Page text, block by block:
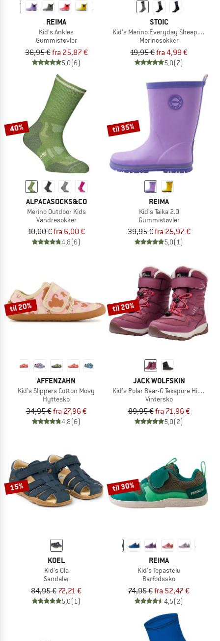
REIMA
Kid's Ankles
Gummistøvler
36,95 €fra 25,87 €
5,0(6)
STOIC
Kid's Merino Everyday Sheep Socks
Merinosokker
19,95 €fra 4,99 €
5,0(7)
40%
ALPACASOCKS&CO
Merino Outdoor Kids
Vandresokker
10,00 €fra 6,00 €
4,8(6)
til 35%
REIMA
Kid's Taika 2.0
Gummistøvler
39,95 €fra 25,97 €
5,0(1)
til 20%
AFFENZAHN
Kid's Slippers Cotton Movy
Hyttesko
34,95 €fra 27,96 €
4,8(6)
til 20%
JACK WOLFSKIN
Kid's Polar Bear-G Texapore High VC
Vintersko
89,95 €fra 71,96 €
5,0(2)
15%
KOEL
Kid's Ola
Sandaler
84,95 € 72,21 €
5,0(1)
til 30%
REIMA
Kid's Tepastelu
Barfodssko
74,95 €fra 52,47 €
4,5(2)